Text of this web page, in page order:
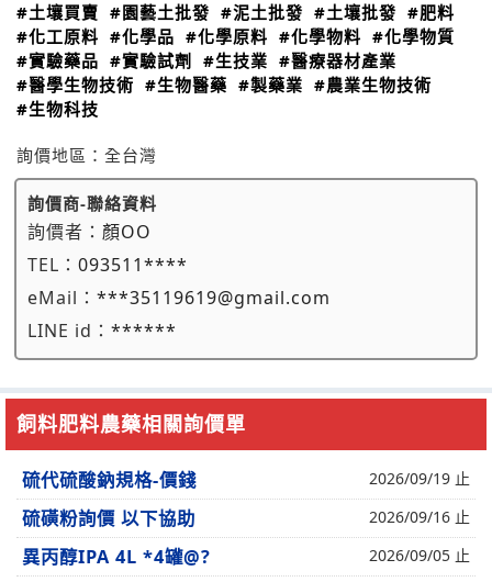
#土壤買賣 #園藝土批發 #泥土批發 #土壤批發 #肥料
#化工原料 #化學品 #化學原料 #化學物料 #化學物質
#實驗藥品 #實驗試劑 #生技業 #醫療器材產業
#醫學生物技術 #生物醫藥 #製藥業 #農業生物技術
#生物科技
詢價地區： 全台灣
詢價商-聯絡資料
詢價者： 顏OO
TEL： 093511****
eMail： ***35119619@gmail.com
LINE id： ******
飼料肥料農藥相關詢價單
硫代硫酸鈉規格-價錢 2026/09/19 止
硫磺粉詢價 以下協助 2026/09/16 止
異丙醇IPA 4L *4罐@? 2026/09/05 止